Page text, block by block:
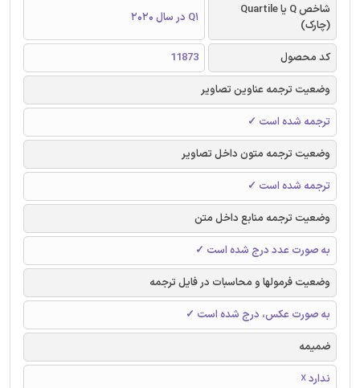
شاخص Q یا Quartile
(چارک)
Q1 در سال 2020
کد محصول
11873
وضعیت ترجمه عناوین تصاویر
ترجمه شده است ✓
وضعیت ترجمه متون داخل تصاویر
ترجمه شده است ✓
وضعیت ترجمه منابع داخل متن
به صورت عدد درج شده است ✓
وضعیت فرمولها و محاسبات در فایل ترجمه
به صورت عکس، درج شده است ✓
ضمیمه
ندارد ☓